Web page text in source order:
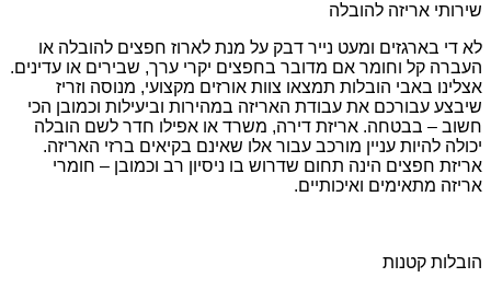
שירותי אריזה להובלה
לא די בארגזים ומעט נייר דבק על מנת לארוז חפצים להובלה או
העברה קל וחומר אם מדובר בחפצים יקרי ערך, שבירים או עדינים.
אצלינו באבי הובלות תמצאו צוות אורזים מקצועי, מנוסה וזריז
שיבצע עבורכם את עבודת האריזה במהירות וביעילות וכמובן הכי
חשוב – בבטחה. אריזת דירה, משרד או אפילו חדר לשם הובלה
יכולה להיות עניין מורכב עבור אלו שאינם בקיאים ברזי האריזה.
אריזת חפצים הינה תחום שדרוש בו ניסיון רב וכמובן – חומרי
אריזה מתאימים ואיכותיים.
הובלות קטנות